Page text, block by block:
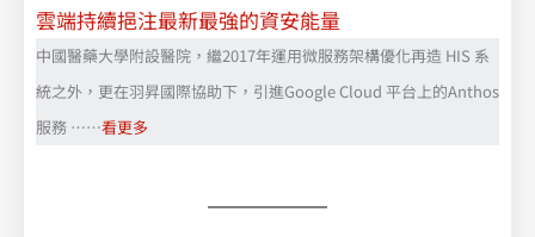
雲端持續挹注最新最強的資安能量
中國醫藥大學附設醫院，繼2017年運用微服務架構優化再造 HIS 系
統之外，更在羽昇國際協助下，引進Google Cloud 平台上的Anthos
服務 ……看更多